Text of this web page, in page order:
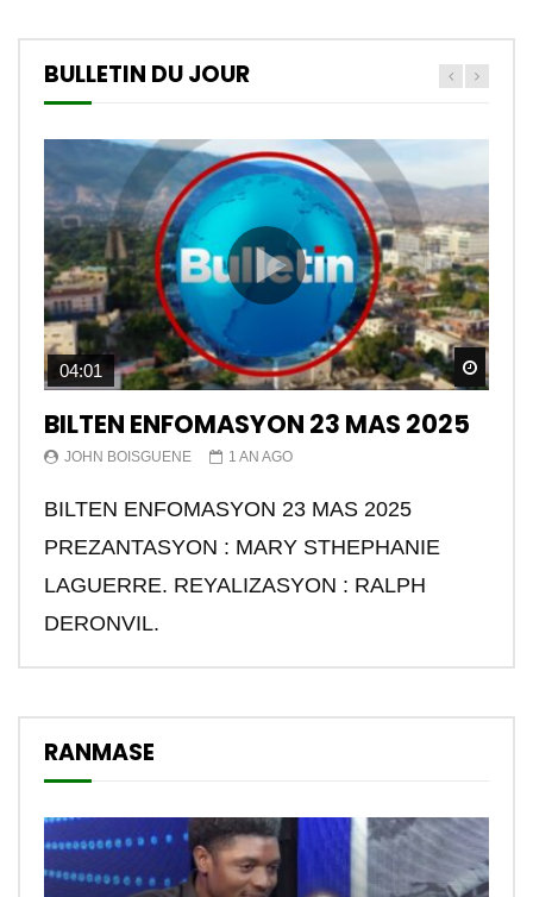
BULLETIN DU JOUR
04:01
BILTEN ENFOMASYON 23 MAS 2025
JOHN BOISGUENE 1 AN AGO
BILTEN ENFOMASYON 23 MAS 2025
PREZANTASYON : MARY STHEPHANIE
LAGUERRE. REYALIZASYON : RALPH
DERONVIL.
RANMASE